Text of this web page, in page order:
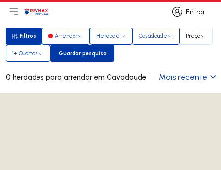
Entrar
Entrar
Abri menu principal
LogoIr para página inicial
Filtros
Filtros Arrendar Herdade Cavadoude Preço
1+ Quartos Guardar pesquisa
Guardar pesquisa
0 herdades para arrendar em Cavadoude Mais recente